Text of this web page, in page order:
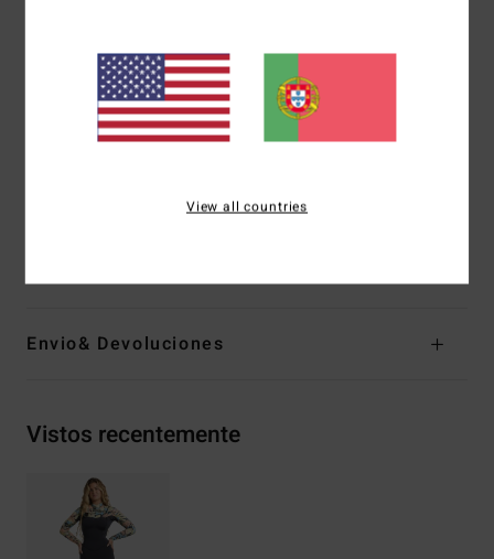
Entrada:Fecho de correr no peito
Costuras externas GBS (coladas e com ponto invisível)
para máxima flexibilidade e mínima entrada de água
Envio& Devoluciones
Vistos recentemente
View all countries